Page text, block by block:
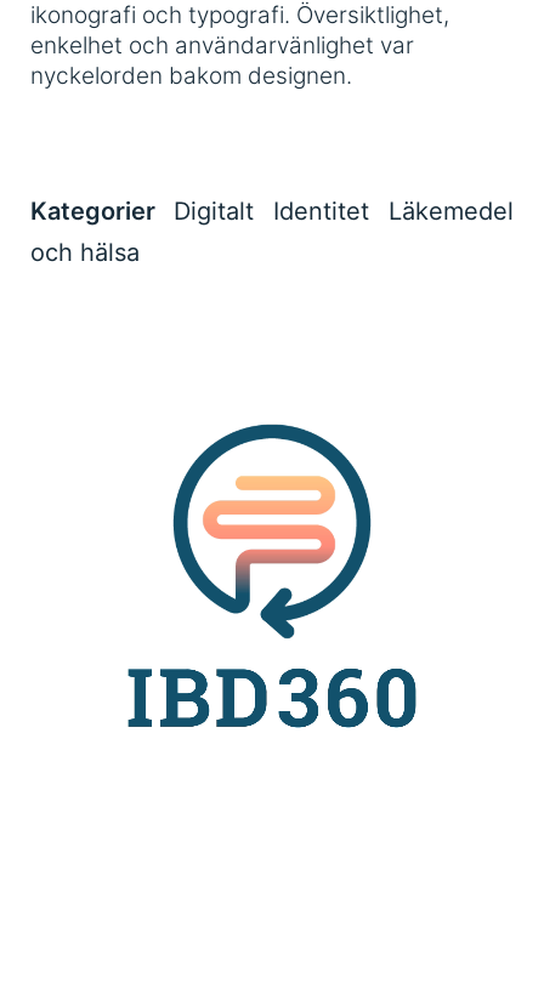
ikonografi och typografi. Översiktlighet,
enkelhet och användarvänlighet var
nyckelorden bakom designen.
Kategorier Digitalt Identitet
Läkemedel
och hälsa